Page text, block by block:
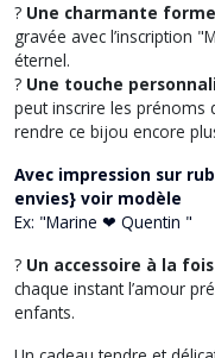
? Une charmante
gravée avec l’inscription
éternel.
? Une touche
peut inscrire les
rendre ce bijou encore
Avec impression sur
envies} voir modèle
Ex: "Marine ❤ Quentin "
? Un accessoire à la
chaque instant l’amour
enfants.